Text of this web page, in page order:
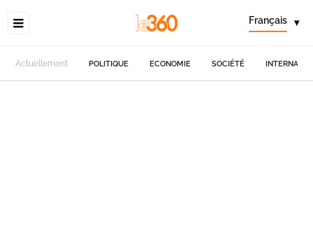
Français ▾
Actuellement POLITIQUE ECONOMIE SOCIÉTÉ